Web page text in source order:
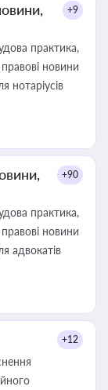
+9
практика,
новини
нотаріусів
+90
практика,
новини
адвокатів
+12